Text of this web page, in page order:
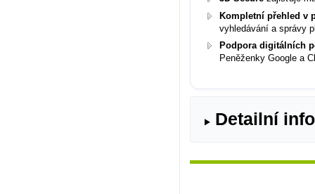
Kompletní přehled v
vyhledávání a správy
Podpora digitálních
Peněženky Google a
Detailní